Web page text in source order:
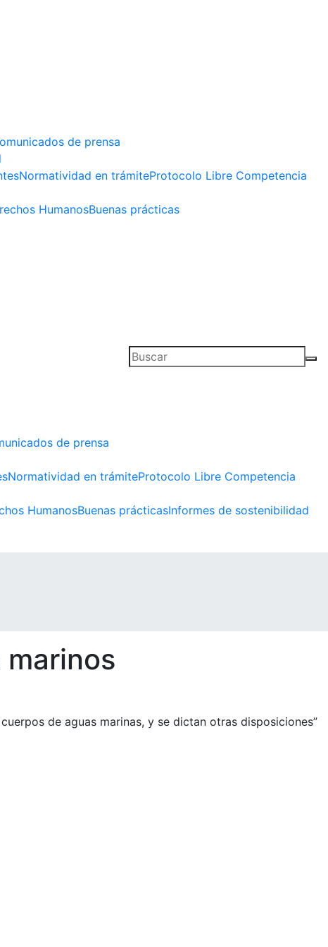
de prensa
Normatividad en trámiteProtocolo Libre Competencia
HumanosBuenas prácticas
de prensa
Normatividad en trámiteProtocolo Libre Competencia
HumanosBuenas prácticasInformes de sostenibilidad
de aguas marinas, y se dictan otras disposiciones”